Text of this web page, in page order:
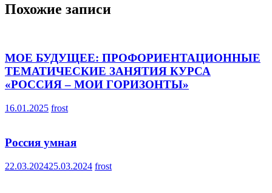
Похожие записи
МОЕ БУДУЩЕЕ: ПРОФОРИЕНТАЦИОННЫЕ
ТЕМАТИЧЕСКИЕ ЗАНЯТИЯ КУРСА
«РОССИЯ – МОИ ГОРИЗОНТЫ»
16.01.2025 frost
Россия умная
22.03.202425.03.2024 frost